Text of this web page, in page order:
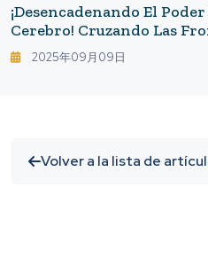
¡Desencadenando El
Cerebro! Cruzando Las
Cerebrovascular Y La
— Transformando El
2025年09月09日
Volver a la lista de